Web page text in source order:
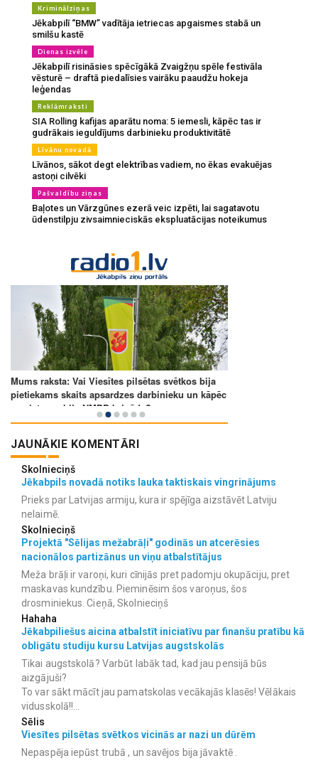
Kriminālziņas
Jēkabpilī “BMW” vadītāja ietriecas apgaismes stabā un
smilšu kastē
Dienas izvēle
Jēkabpilī risināsies spēcīgākā Zvaigžņu spēle festivāla
vēsturē – draftā piedalīsies vairāku paaudžu hokeja
leģendas
Reklāmraksti
SIA Rolling kafijas aparātu noma: 5 iemesli, kāpēc tas ir
gudrākais ieguldījums darbinieku produktivitātē
Līvānu novadā
Līvānos, sākot degt elektrības vadiem, no ēkas evakuējas
astoņi cilvēki
Pašvaldību ziņas
Baļotes un Vārzgūnes ezerā veic izpēti, lai sagatavotu
ūdenstilpju zivsaimnieciskās ekspluatācijas noteikumus
JAUNĀKIE KOMENTĀRI
Skolnieciņš
Jēkabpils novadā notiks lauka taktiskais vingrinājums
Prieks par Latvijas armiju, kura ir spējīga aizstāvēt Latviju
nelaimē.
Skolnieciņš
Projektā "Sēlijas mežabrāļi" godinās un atcerēsies
nacionālos partizānus un viņu atbalstītājus
Meža brāļi ir varoņi, kuri cīnijās pret padomju okupāciju, pret
maskavas kundzību. Pieminēsim šos varoņus, šos
drosminiekus. Cieņā, Skolnieciņš
Hahaha
Jēkabpiliešus aicina atbalstīt iniciatīvu par finanšu pratību kā
obligātu studiju kursu Latvijas augstskolās
Tikai augstskolā? Varbūt labāk tad, kad jau pensijā būs
aizgājuši?
To var sākt mācīt jau pamatskolas vecākajās klasēs! Vēlākais
vidusskolā!!...
Sēlis
Viesītes pilsētas svētkos vicinās ar nazi un dūrēm
Nepaspēja iepūst trubā , un savējos bija jāvaktē .